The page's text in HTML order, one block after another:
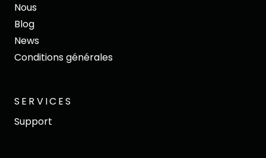
Nous
Blog
News
Conditions générales
SERVICES
Support